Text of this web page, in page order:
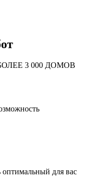
3 000 ДОМОВ
57
для вас